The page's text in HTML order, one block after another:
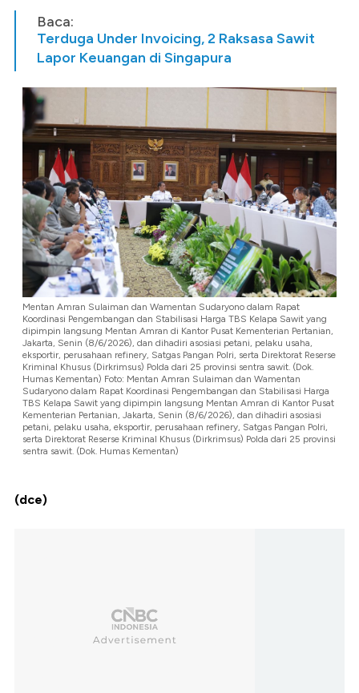
Baca:
Terduga Under Invoicing, 2 Raksasa Sawit
Lapor Keuangan di Singapura
Mentan Amran Sulaiman dan Wamentan Sudaryono dalam Rapat
Koordinasi Pengembangan dan Stabilisasi Harga TBS Kelapa Sawit yang
dipimpin langsung Mentan Amran di Kantor Pusat Kementerian Pertanian,
Jakarta, Senin (8/6/2026), dan dihadiri asosiasi petani, pelaku usaha,
eksportir, perusahaan refinery, Satgas Pangan Polri, serta Direktorat Reserse
Kriminal Khusus (Dirkrimsus) Polda dari 25 provinsi sentra sawit. (Dok.
Humas Kementan) Foto: Mentan Amran Sulaiman dan Wamentan
Sudaryono dalam Rapat Koordinasi Pengembangan dan Stabilisasi Harga
TBS Kelapa Sawit yang dipimpin langsung Mentan Amran di Kantor Pusat
Kementerian Pertanian, Jakarta, Senin (8/6/2026), dan dihadiri asosiasi
petani, pelaku usaha, eksportir, perusahaan refinery, Satgas Pangan Polri,
serta Direktorat Reserse Kriminal Khusus (Dirkrimsus) Polda dari 25 provinsi
sentra sawit. (Dok. Humas Kementan)
(dce)